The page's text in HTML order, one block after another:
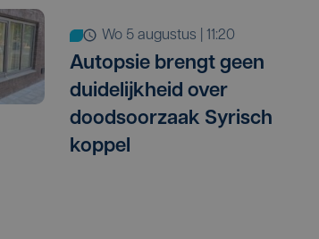
wo 5 augustus | 11:20
Autopsie brengt geen
duidelijkheid over
doodsoorzaak Syrisch
koppel